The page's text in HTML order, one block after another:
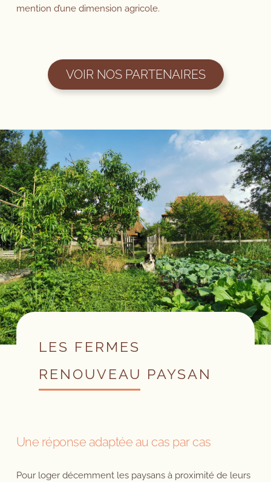
mention d’une dimension agricole.
VOIR NOS PARTENAIRES
LES FERMES
RENOUVEAU PAYSAN
Une réponse adaptée au cas par cas
Pour loger décemment les paysans à proximité de leurs